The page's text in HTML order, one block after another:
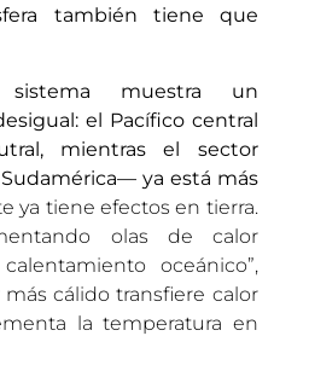
también tiene que
muestra un
el Pacífico central
mientras el sector
ya está más
ya tiene efectos en tierra.
olas de calor
oceánico”,
más cálido transfiere calor
la temperatura en